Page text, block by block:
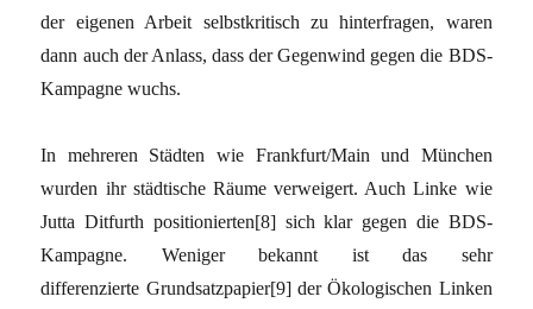
der eigenen Arbeit selbstkritisch zu hinterfragen, waren
dann auch der Anlass, dass der Gegenwind gegen die BDS-
Kampagne wuchs.
In mehreren Städten wie Frankfurt/Main und München
wurden ihr städtische Räume verweigert. Auch Linke wie
Jutta Ditfurth positionierten[8] sich klar gegen die BDS-
Kampagne. Weniger bekannt ist das sehr
differenzierte Grundsatzpapier[9] der Ökologischen Linken